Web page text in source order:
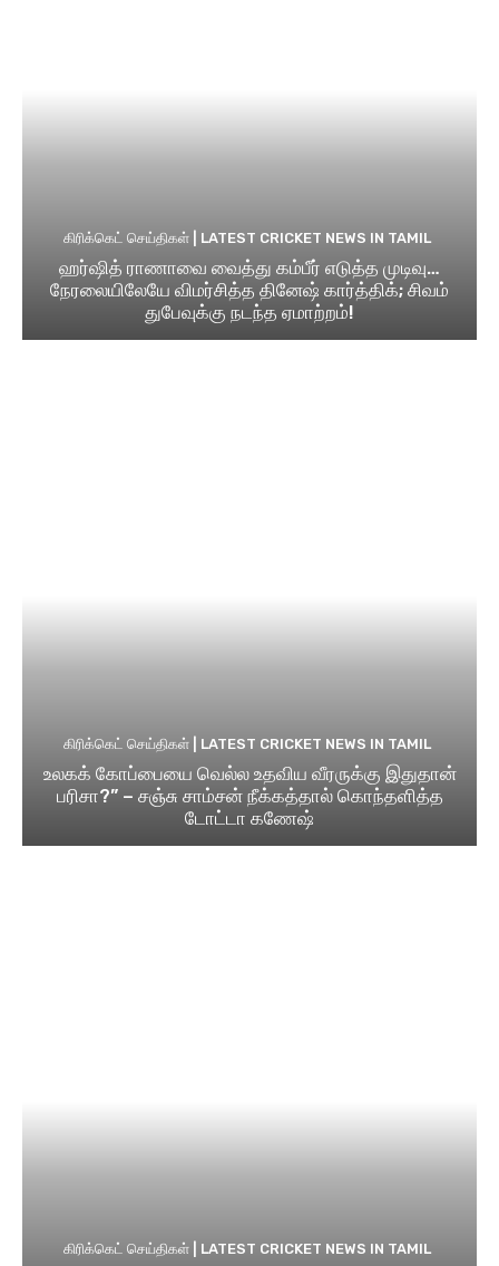
கிரிக்கெட் செய்திகள் | LATEST CRICKET NEWS IN TAMIL
ஹர்ஷித் ராணாவை வைத்து கம்பீர் எடுத்த முடிவு…
நேரலையிலேயே விமர்சித்த தினேஷ் கார்த்திக்; சிவம்
துபேவுக்கு நடந்த ஏமாற்றம்!
கிரிக்கெட் செய்திகள் | LATEST CRICKET NEWS IN TAMIL
உலகக் கோப்பையை வெல்ல உதவிய வீரருக்கு இதுதான்
பரிசா?” – சஞ்சு சாம்சன் நீக்கத்தால் கொந்தளித்த
டோட்டா கணேஷ்
கிரிக்கெட் செய்திகள் | LATEST CRICKET NEWS IN TAMIL